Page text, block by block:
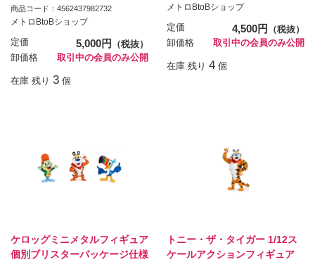
商品コード：4562437982732
メトロBtoBショップ
定価 5,000円
（税抜）
卸価格
取引中の会員のみ公開
在庫 残り 3 個
メトロBtoBショップ
定価 4,500円
（税抜）
卸価格
取引中の会員のみ公開
在庫 残り 4 個
ケロッグミニメタルフィギュア
個別ブリスターパッケージ仕様
トニー・ザ・タイガー 1/12ス
ケールアクションフィギュア